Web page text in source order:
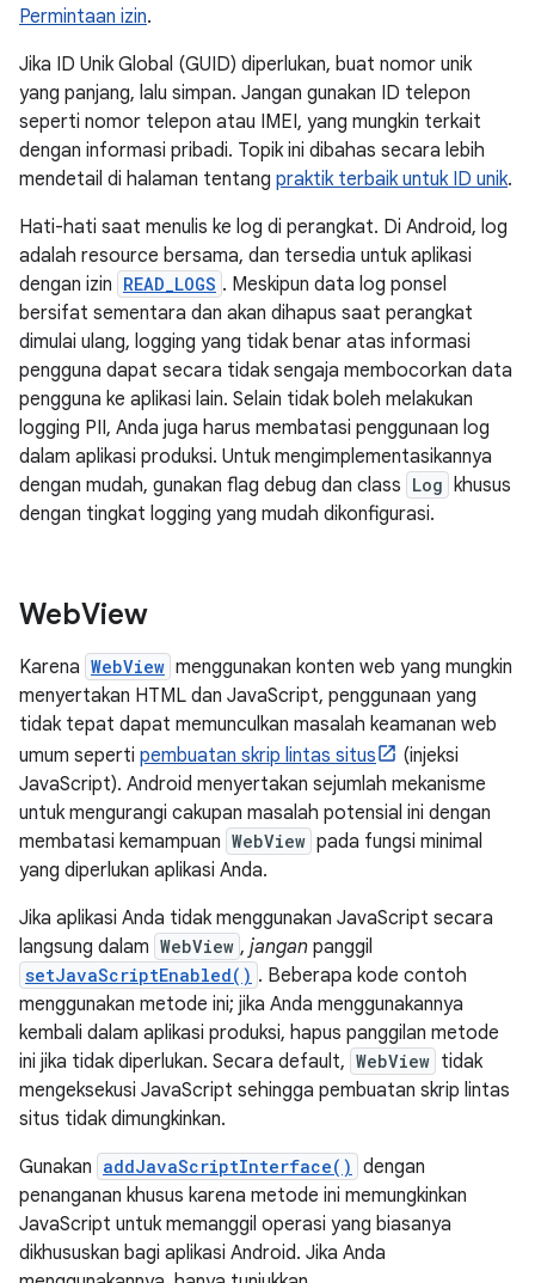
Permintaan izin.
Jika ID Unik Global (GUID) diperlukan, buat nomor unik
yang panjang, lalu simpan. Jangan gunakan ID telepon
seperti nomor telepon atau IMEI, yang mungkin terkait
dengan informasi pribadi. Topik ini dibahas secara lebih
mendetail di halaman tentang praktik terbaik untuk ID unik.
Hati-hati saat menulis ke log di perangkat. Di Android, log
adalah resource bersama, dan tersedia untuk aplikasi
dengan izin READ_LOGS . Meskipun data log ponsel
bersifat sementara dan akan dihapus saat perangkat
dimulai ulang, logging yang tidak benar atas informasi
pengguna dapat secara tidak sengaja membocorkan data
pengguna ke aplikasi lain. Selain tidak boleh melakukan
logging PII, Anda juga harus membatasi penggunaan log
dalam aplikasi produksi. Untuk mengimplementasikannya
dengan mudah, gunakan flag debug dan class Log khusus
dengan tingkat logging yang mudah dikonfigurasi.
WebView
Karena WebView menggunakan konten web yang mungkin
menyertakan HTML dan JavaScript, penggunaan yang
tidak tepat dapat memunculkan masalah keamanan web
umum seperti pembuatan skrip lintas situs
(injeksi
JavaScript). Android menyertakan sejumlah mekanisme
untuk mengurangi cakupan masalah potensial ini dengan
membatasi kemampuan WebView pada fungsi minimal
yang diperlukan aplikasi Anda.
Jika aplikasi Anda tidak menggunakan JavaScript secara
langsung dalam WebView , jangan panggil
setJavaScriptEnabled() . Beberapa kode contoh
menggunakan metode ini; jika Anda menggunakannya
kembali dalam aplikasi produksi, hapus panggilan metode
ini jika tidak diperlukan. Secara default, WebView tidak
mengeksekusi JavaScript sehingga pembuatan skrip lintas
situs tidak dimungkinkan.
Gunakan addJavaScriptInterface() dengan
penanganan khusus karena metode ini memungkinkan
JavaScript untuk memanggil operasi yang biasanya
dikhususkan bagi aplikasi Android. Jika Anda